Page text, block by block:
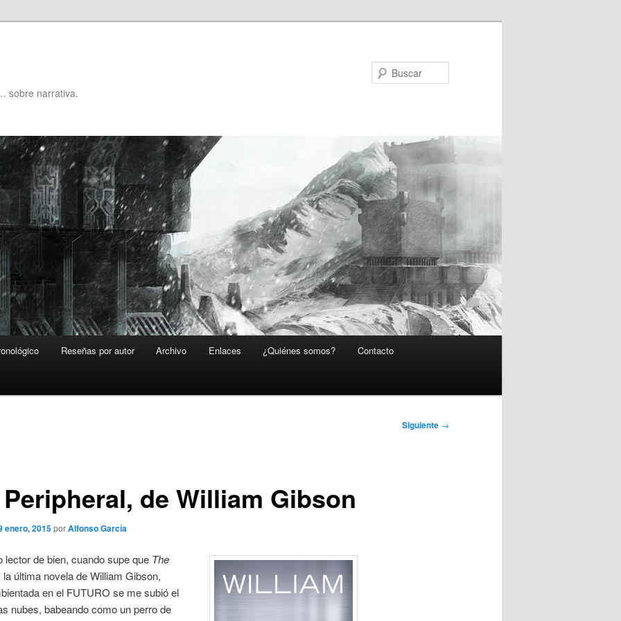
sobre narrativa.
Reseñas por autor Archivo Enlaces ¿Quiénes somos? Contacto
Siguiente →
de William Gibson
enero, 2015porAlfonso García
lector de bien, cuando supe que The
la última novela de William Gibson,
en el FUTURO se me subió el
nubes, babeando como un perro de